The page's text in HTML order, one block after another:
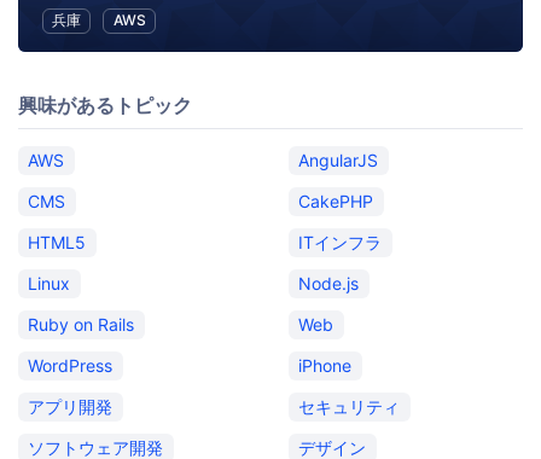
兵庫
AWS
興味があるトピック
AWS
AngularJS
CMS
CakePHP
HTML5
ITインフラ
Linux
Node.js
Ruby on Rails
Web
WordPress
iPhone
アプリ開発
セキュリティ
ソフトウェア開発
デザイン